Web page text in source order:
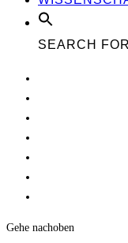
SEARCH
Gehe nachoben